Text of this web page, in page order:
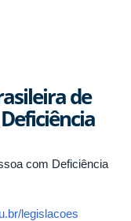
de
com Deficiência
legislacoes